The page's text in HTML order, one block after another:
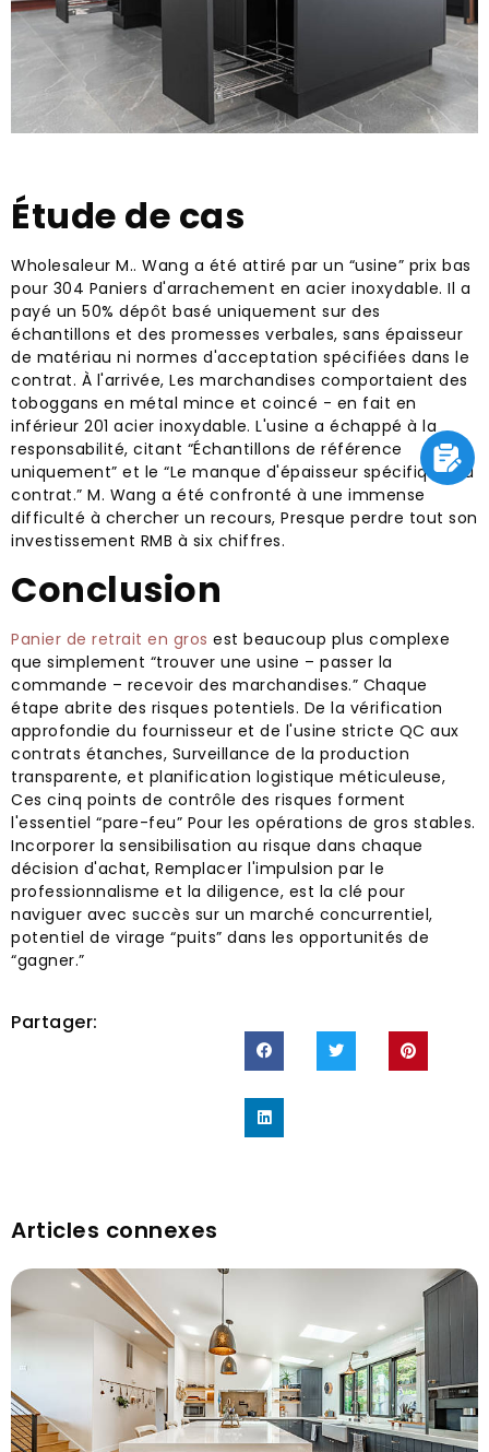
Étude de cas
Wholesaleur M.. Wang a été attiré par un “usine” prix bas
pour 304 Paniers d'arrachement en acier inoxydable. Il a
payé un 50% dépôt basé uniquement sur des
échantillons et des promesses verbales, sans épaisseur
de matériau ni normes d'acceptation spécifiées dans le
contrat. À l'arrivée, Les marchandises comportaient des
toboggans en métal mince et coincé - en fait en
inférieur 201 acier inoxydable. L'usine a échappé à la
responsabilité, citant “Échantillons de référence
uniquement” et le “Le manque d'épaisseur spécifique du
contrat.” M. Wang a été confronté à une immense
difficulté à chercher un recours, Presque perdre tout son
investissement RMB à six chiffres.
Conclusion
Panier de retrait en gros est beaucoup plus complexe
que simplement “trouver une usine – passer la
commande – recevoir des marchandises.” Chaque
étape abrite des risques potentiels. De la vérification
approfondie du fournisseur et de l'usine stricte QC aux
contrats étanches, Surveillance de la production
transparente, et planification logistique méticuleuse,
Ces cinq points de contrôle des risques forment
l'essentiel “pare-feu” Pour les opérations de gros stables.
Incorporer la sensibilisation au risque dans chaque
décision d'achat, Remplacer l'impulsion par le
professionnalisme et la diligence, est la clé pour
naviguer avec succès sur un marché concurrentiel,
potentiel de virage “puits” dans les opportunités de
“gagner.”
Partager:
Articles connexes